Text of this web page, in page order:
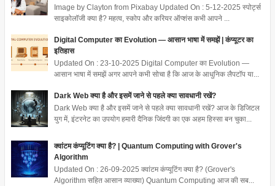
Image by Clayton from Pixabay Updated On : 5-12-2025 स्पोर्ट्स
साइकोलॉजी क्या है? महत्व, स्कोप और करियर ऑप्शंस कभी आपने ...
Digital Computer का Evolution — आसान भाषा में समझें | कंप्यूटर का
इतिहास
Updated On : 23-10-2025 Digital Computer का Evolution —
आसान भाषा में समझें अगर आपने कभी सोचा है कि आज के आधुनिक लैपटॉप या...
Dark Web क्या है और इसमें जाने से पहले क्या सावधानी रखें?
Dark Web क्या है और इसमें जाने से पहले क्या सावधानी रखें? आज के डिजिटल
युग में, इंटरनेट का उपयोग हमारी दैनिक जिंदगी का एक अहम हिस्सा बन चुका...
क्वांटम कंप्यूटिंग क्या है? | Quantum Computing with Grover's
Algorithm
Updated On : 26-09-2025 क्वांटम कंप्यूटिंग क्या है? (Grover's
Algorithm सहित आसान व्याख्या) Quantum Computing आज की सब...